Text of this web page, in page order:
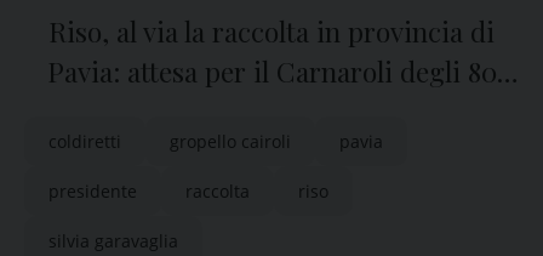
Riso, al via la raccolta in provincia di
Pavia: attesa per il Carnaroli degli 80
coldiretti gropello cairoli pavia
presidente raccolta riso
silvia garavaglia